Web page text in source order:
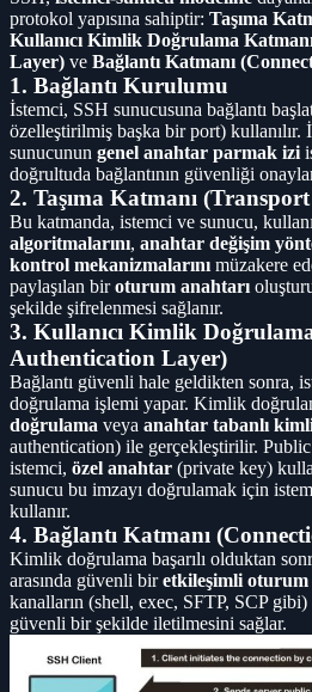
protokol yapısına sahiptir: Taşıma
Kullanıcı Kimlik Doğrulama
Layer) ve Bağlantı Katmanı
1. Bağlantı Kurulumu
İstemci, SSH sunucusuna bağlantı
özelleştirilmiş başka bir port) kullanılır.
sunucunun genel anahtar parmak izi
doğrultuda bağlantının güvenliği
2. Taşıma Katmanı
Bu katmanda, istemci ve sunucu,
algoritmalarını, anahtar değişim
kontrol mekanizmalarını müzakere
paylaşılan biroturum anahtarı
şekilde şifrelenmesi sağlanır.
3. Kullanıcı Kimlik
Authentication Layer)
Bağlantı güvenli hale geldikten sonra,
doğrulama işlemi yapar. Kimlik
doğrulama veya anahtar tabanlı
authentication) ile gerçekleştirilir.
istemci, özel anahtar (private key)
sunucu bu imzayı doğrulamak için
kullanır.
4. Bağlantı Katmanı
Kimlik doğrulama başarılı olduktan
arasında güvenli biretkileşimli oturum
kanalların (shell, exec, SFTP, SCP gibi)
güvenli bir şekilde iletilmesini sağlar.